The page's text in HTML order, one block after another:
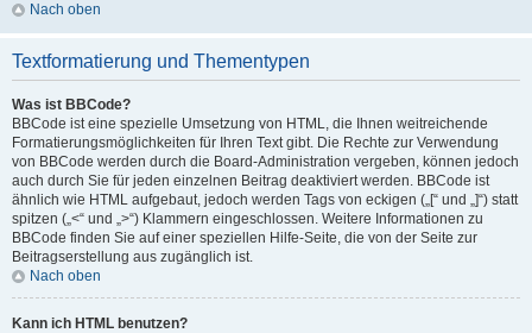
Nach oben
Textformatierung und Thementypen
Was ist BBCode?
BBCode ist eine spezielle Umsetzung von HTML, die Ihnen weitreichende
Formatierungsmöglichkeiten für Ihren Text gibt. Die Rechte zur Verwendung
von BBCode werden durch die Board-Administration vergeben, können jedoch
auch durch Sie für jeden einzelnen Beitrag deaktiviert werden. BBCode ist
ähnlich wie HTML aufgebaut, jedoch werden Tags von eckigen („[“ und „]“) statt
spitzen („<“ und „>“) Klammern eingeschlossen. Weitere Informationen zu
BBCode finden Sie auf einer speziellen Hilfe-Seite, die von der Seite zur
Beitragserstellung aus zugänglich ist.
Nach oben
Kann ich HTML benutzen?